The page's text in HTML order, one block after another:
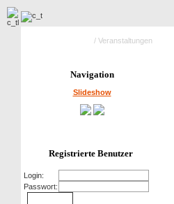
/ Veranstaltungen
Navigation
Slideshow
Registrierte Benutzer
Login:
Passwort: